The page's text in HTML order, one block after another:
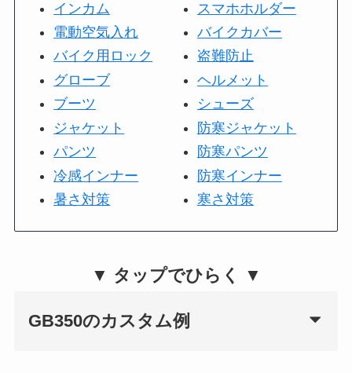
インカム
電動空気入れ
バイク用ロック
グローブ
ブーツ
ジャケット
パンツ
冷感インナー
暑さ対策
スマホホルダー
バイクカバー
盗難防止
ヘルメット
シューズ
防寒ジャケット
防寒パンツ
防寒インナー
寒さ対策
▼ タップでひらく ▼
GB350のカスタム例